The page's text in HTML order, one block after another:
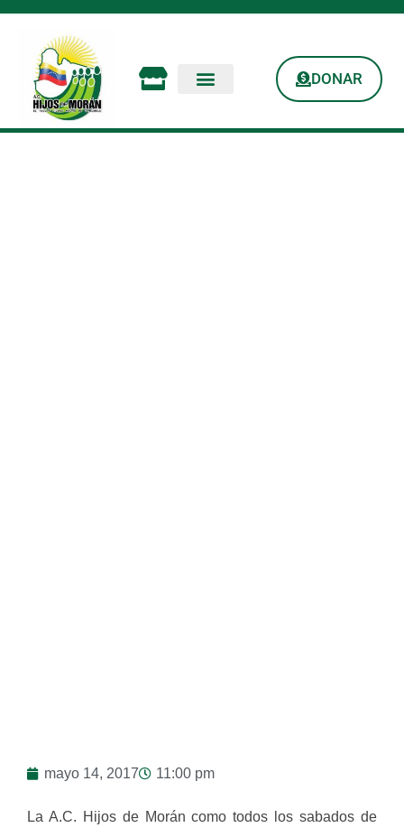
DONAR
mayo 14, 2017 11:00 pm
La A.C. Hijos de Morán como todos los sabados de